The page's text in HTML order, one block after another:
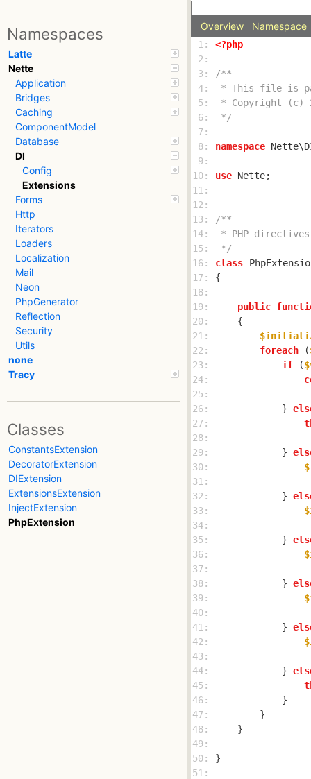
Namespaces
Latte
Nette
Application
Bridges
Caching
ComponentModel
Database
DI
Config
Extensions
Forms
Http
Iterators
Loaders
Localization
Mail
Neon
PhpGenerator
Reflection
Security
Utils
none
Tracy
Classes
ConstantsExtension
DecoratorExtension
DIExtension
ExtensionsExtension
InjectExtension
PhpExtension
Overview Namespace
1: <?php
2:
3:
4:
5:
6:
*/
7:
8:
namespace
9:
10:
use
11:
12:
13:
14:
15:
*/
16:
class
17:
18:
19:
public
20:
21:
22:
foreach (
23:
if (
24:
25:
26:
            }
27:
28:
29:
            }
30:
31:
32:
            }
33:
34:
35:
            }
36:
37:
38:
            }
39:
40:
41:
            }
42:
43:
44:
            }
45:
46:
47:
48:
49:
50:
51: